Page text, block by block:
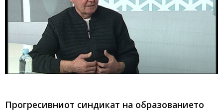
Прогресивниот синдикат на образованието